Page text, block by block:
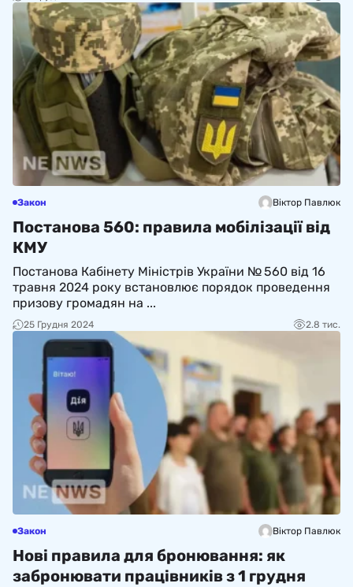
Закон Віктор Павлюк
Постанова 560: правила мобілізації від
КМУ
Постанова Кабінету Міністрів України № 560 від 16
травня 2024 року встановлює порядок проведення
призову громадян на ...
25 Грудня 2024 2.8 тис.
Закон Віктор Павлюк
Нові правила для бронювання: як
забронювати працівників з 1 грудня